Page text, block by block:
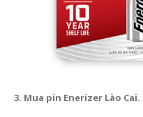
3. Mua pin Enerizer Lào Cai.